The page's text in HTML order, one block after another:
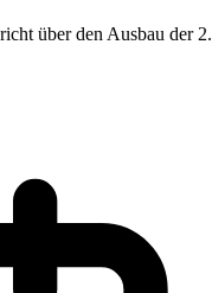
über den Ausbau der 2.